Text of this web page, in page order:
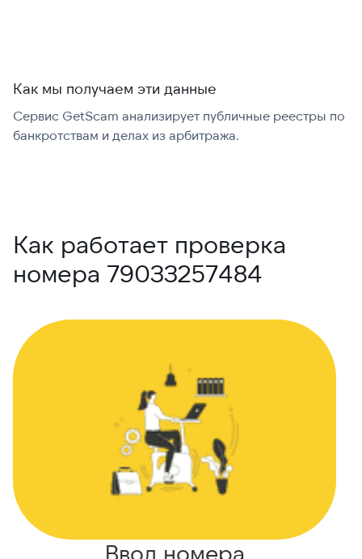
Как мы получаем эти данные
Сервис GetScam анализирует публичные реестры по
банкротствам и делах из арбитража.
Как работает проверка
номера 79033257484
Ввод номера